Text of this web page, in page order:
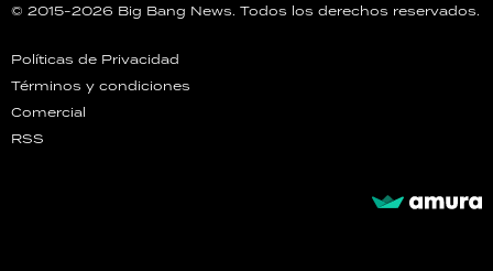
© 2015-2026 Big Bang News. Todos los derechos reservados.
Políticas de Privacidad
Términos y condiciones
Comercial
RSS